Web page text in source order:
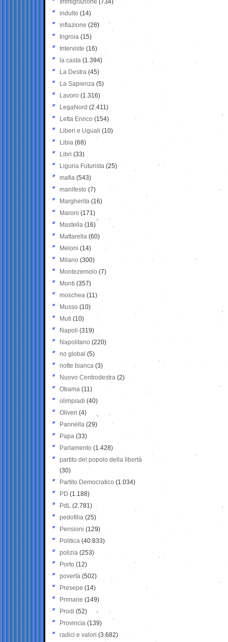
Immigrazione (734)
indulto (14)
inflazione (26)
Ingroia (15)
Interviste (16)
la casta (1.394)
La Destra (45)
La Sapienza (5)
Lavoro (1.316)
LegaNord (2.411)
Letta Enrico (154)
Liberi e Uguali (10)
Libia (68)
Libri (33)
Liguria Futurista (25)
mafia (543)
manifesto (7)
Margherita (16)
Maroni (171)
Mastella (16)
Mattarella (60)
Meloni (14)
Milano (300)
Montezemolo (7)
Monti (357)
moschea (11)
Musso (10)
Muti (10)
Napoli (319)
Napolitano (220)
no global (5)
notte bianca (3)
Nuovo Centrodestra (2)
Obama (11)
olimpiadi (40)
Oliveri (4)
Pannella (29)
Papa (33)
Parlamento (1.428)
partito del popolo della libertà
(30)
Partito Democratico (1.034)
PD (1.188)
PdL (2.781)
pedofilia (25)
Pensioni (129)
Politica (40.833)
polizia (253)
Porto (12)
povertà (502)
Presepe (14)
Primarie (149)
Prodi (52)
Provincia (139)
radici e valori (3.682)